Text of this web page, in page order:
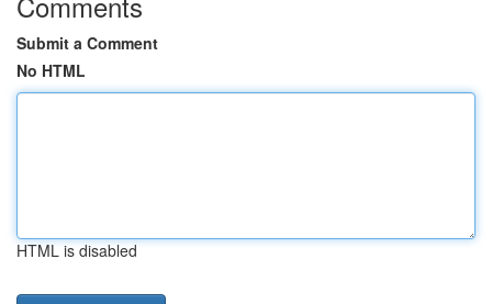
Submit a Comment
No HTML
HTML is disabled